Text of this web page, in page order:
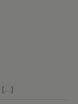
[…]